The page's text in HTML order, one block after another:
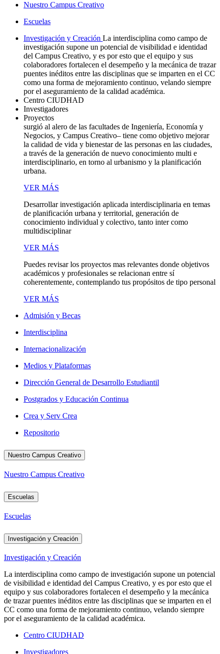
Nuestro Campus Creativo
Escuelas
Investigación y Creación La interdisciplina como campo de
investigación supone un potencial de visibilidad e identidad
del Campus Creativo, y es por esto que el equipo y sus
colaboradores fortalecen el desempeño y la mecánica de trazar
puentes inéditos entre las disciplinas que se imparten en el CC
como una forma de mejoramiento continuo, velando siempre
por el aseguramiento de la calidad académica.
Centro CIUDHAD
Investigadores
Proyectos
surgió al alero de las facultades de Ingeniería, Economía y
Negocios, y Campus Creativo– tiene como objetivo mejorar
la calidad de vida y bienestar de las personas en las ciudades,
a través de la generación de nuevo conocimiento multi e
interdisciplinario, en torno al urbanismo y la planificación
urbana.
VER MÁS
Desarrollar investigación aplicada interdisciplinaria en temas
de planificación urbana y territorial, generación de
conocimiento individual y colectivo, tanto inter como
multidisciplinar
VER MÁS
Puedes revisar los proyectos mas relevantes donde objetivos
académicos y profesionales se relacionan entre sí
coherentemente, contemplando tus propósitos de tipo personal
VER MÁS
Admisión y Becas
Interdisciplina
Internacionalización
Medios y Plataformas
Dirección General de Desarrollo Estudiantil
Postgrados y Educación Continua
Crea y Serv Crea
Repositorio
Nuestro Campus Creativo
Nuestro Campus Creativo
Escuelas
Escuelas
Investigación y Creación
Investigación y Creación
La interdisciplina como campo de investigación supone un potencial
de visibilidad e identidad del Campus Creativo, y es por esto que el
equipo y sus colaboradores fortalecen el desempeño y la mecánica
de trazar puentes inéditos entre las disciplinas que se imparten en el
CC como una forma de mejoramiento continuo, velando siempre
por el aseguramiento de la calidad académica.
Centro CIUDHAD
Investigadores